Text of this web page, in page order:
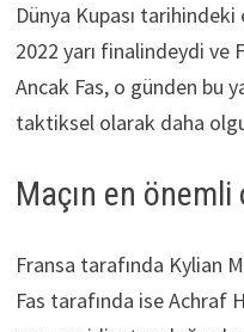
Dünya Kupası
2022 yarı finalindeydi ve
Ancak Fas, o günden bu
taktiksel olarak daha
Maçın en
Fransa tarafında Kylian
Fas tarafında ise Achraf